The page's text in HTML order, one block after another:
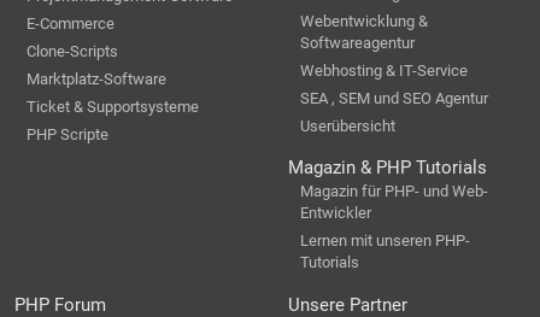
E-Commerce
Clone-Scripts
Marktplatz-Software
Ticket & Supportsysteme
PHP Scripte
Webentwicklung &
Softwareagentur
Webhosting & IT-Service
SEA , SEM und SEO Agentur
Userübersicht
Magazin & PHP Tutorials
Magazin für PHP- und Web-
Entwickler
Lernen mit unseren PHP-
Tutorials
PHP Forum Unsere Partner